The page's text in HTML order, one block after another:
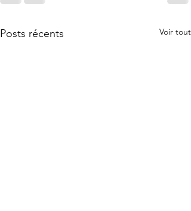
Posts récents Voir tout